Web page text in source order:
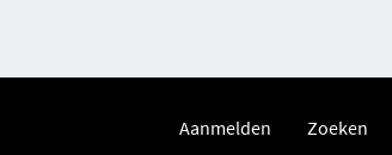
Aanmelden Zoeken